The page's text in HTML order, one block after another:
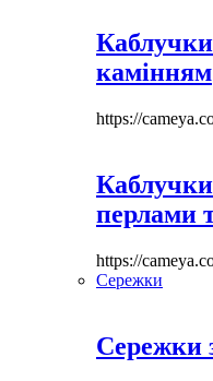
камінням
https://
перлами
https://
Сережки
Сережки